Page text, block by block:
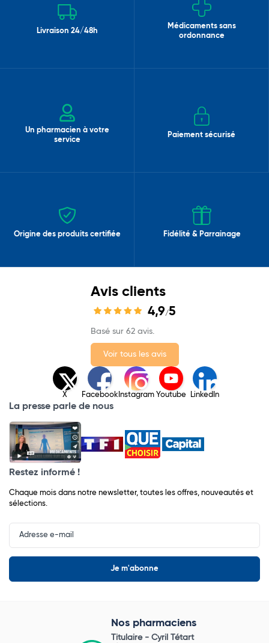
Livraison 24/48h
Médicaments sans
ordonnance
Un pharmacien à votre
service
Paiement sécurisé
Origine des produits certifiée Fidélité & Parrainage
Avis clients
4,9/5
Basé sur 62 avis.
Voir tous les avis
X Facebook Instagram Youtube LinkedIn
La presse parle de nous
Restez informé !
Chaque mois dans notre newsletter, toutes les offres, nouveautés et
sélections.
Input
Newsletter
Nos pharmaciens
Titulaire - Cyril Tétart